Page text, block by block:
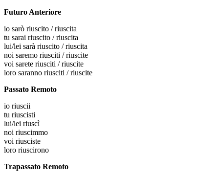
Futuro Anteriore
io sarò riuscito / riuscita
tu sarai riuscito / riuscita
lui/lei sarà riuscito / riuscita
noi saremo riusciti / riuscite
voi sarete riusciti / riuscite
loro saranno riusciti / riuscite
Passato Remoto
io riuscii
tu riuscisti
lui/lei riuscì
noi riuscimmo
voi riusciste
loro riuscirono
Trapassato Remoto